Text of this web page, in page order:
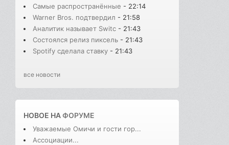
Самые распространённые - 22:14
Warner Bros. подтвердил - 21:58
Аналитик называет Switc - 21:43
Состоялся релиз пиксель - 21:43
Spotify сделала ставку - 21:43
все новости
НОВОЕ НАФОРУМЕ
Уважаемые Омичи и гости гор...
Ассоциации...